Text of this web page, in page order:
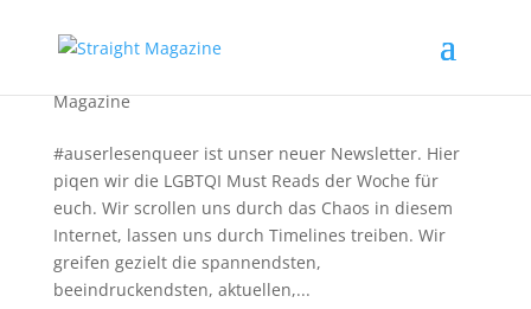
Magazine
#auserlesenqueer ist unser neuer Newsletter. Hier
piqen wir die LGBTQI Must Reads der Woche für
euch. Wir scrollen uns durch das Chaos in diesem
Internet, lassen uns durch Timelines treiben. Wir
greifen gezielt die spannendsten,
beeindruckendsten, aktuellen,...